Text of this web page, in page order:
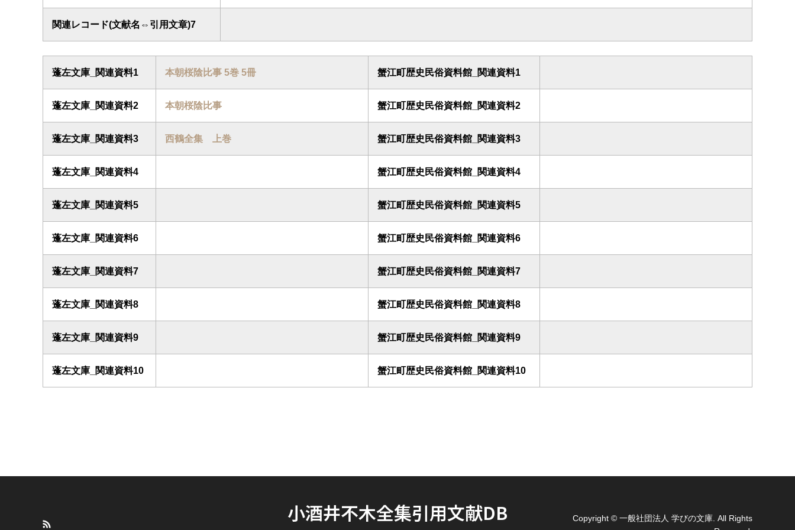
関連レコード(文献名⇔引用文章)7
蓬左文庫_関連資料1 本朝桜陰比事 5巻 5冊 蟹江町歴史民俗資料館_関連資料1
蓬左文庫_関連資料2 本朝桜陰比事 蟹江町歴史民俗資料館_関連資料2
蓬左文庫_関連資料3 西鶴全集 上巻 蟹江町歴史民俗資料館_関連資料3
蓬左文庫_関連資料4 蟹江町歴史民俗資料館_関連資料4
蓬左文庫_関連資料5 蟹江町歴史民俗資料館_関連資料5
蓬左文庫_関連資料6 蟹江町歴史民俗資料館_関連資料6
蓬左文庫_関連資料7 蟹江町歴史民俗資料館_関連資料7
蓬左文庫_関連資料8 蟹江町歴史民俗資料館_関連資料8
蓬左文庫_関連資料9 蟹江町歴史民俗資料館_関連資料9
蓬左文庫_関連資料10 蟹江町歴史民俗資料館_関連資料10
小酒井不木全集引用文献DB Copyright © 一般社団法人 学びの文庫. All Rights